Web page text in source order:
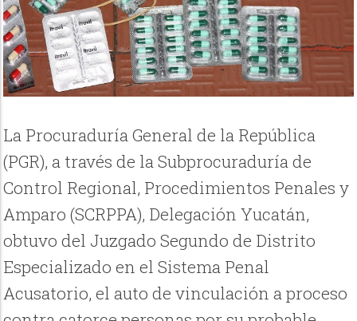
La Procuraduría General de la República
(PGR), a través de la Subprocuraduría de
Control Regional, Procedimientos Penales y
Amparo (SCRPPA), Delegación Yucatán,
obtuvo del Juzgado Segundo de Distrito
Especializado en el Sistema Penal
Acusatorio, el auto de vinculación a proceso